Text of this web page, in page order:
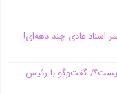
اسناد عادی چند‌ دهه‌ای!
چیست؟/ گفت‌وگو با رئیس